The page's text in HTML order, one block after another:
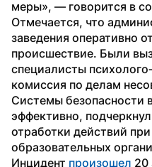
меры», — говорится в
Отмечается, что
заведения оперативно
происшествие. Были
специалисты
комиссия по делам
Системы безопасности
эффективно,
отработки действий при
образовательных
Инцидент произошел 20